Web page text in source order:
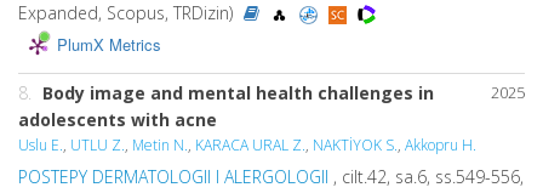
Expanded, Scopus, TRDizin)
PlumX Metrics
2025
8. Body image and mental health challenges in
adolescents with acne
Uslu E., UTLU Z., Metin N., KARACA URAL Z., NAKTİYOK S., Akkopru H.
POSTEPY DERMATOLOGII I ALERGOLOGII , cilt.42, sa.6, ss.549-556,